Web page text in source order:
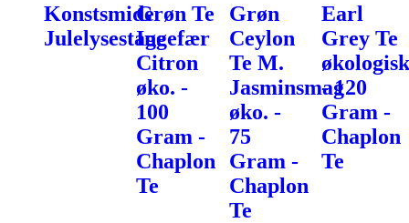
Konstsmide
Julelysestage
Grøn Te
Ingefær
Citron
øko. -
100
Gram -
Chaplon
Te
Grøn
Ceylon
Te M.
Jasminsmag
øko. -
75
Gram -
Chaplon
Te
Earl
Grey Te
økologisk
- 120
Gram -
Chaplon
Te